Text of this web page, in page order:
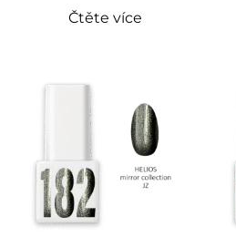
Čtěte více